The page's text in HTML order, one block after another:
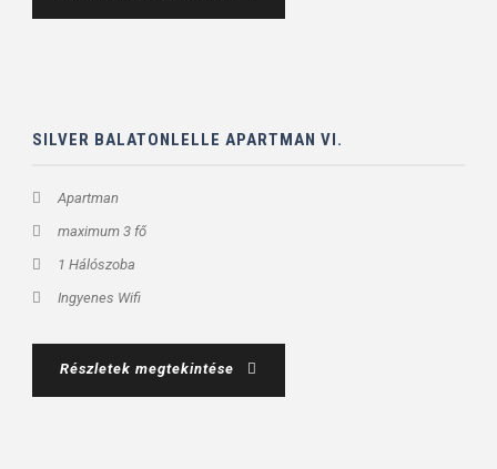
SILVER BALATONLELLE APARTMAN VI.
Apartman
maximum 3 fő
1 Hálószoba
Ingyenes Wifi
Részletek megtekintése